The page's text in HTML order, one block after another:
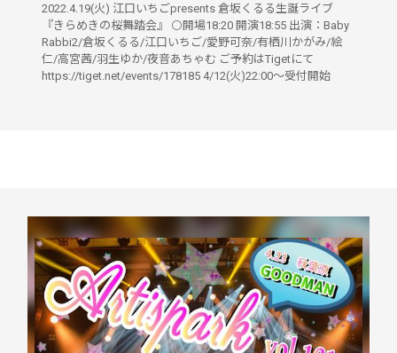
2022.4.19(火) 江口いちごpresents 倉坂くるる生誕ライブ
『きらめきの桜舞踏会』 ⚪️開場18:20 開演18:55 出演：Baby
Rabbi2/倉坂くるる/江口いちご/愛野可奈/有栖川かがみ/絵
仁/高宮茜/羽生ゆか/夜音あちゃむ ご予約はTigetにて
https://tiget.net/events/178185 4/12(火)22:00〜受付開始